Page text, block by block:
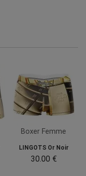
Boxer Femme
LINGOTS Or Noir
30.00 €